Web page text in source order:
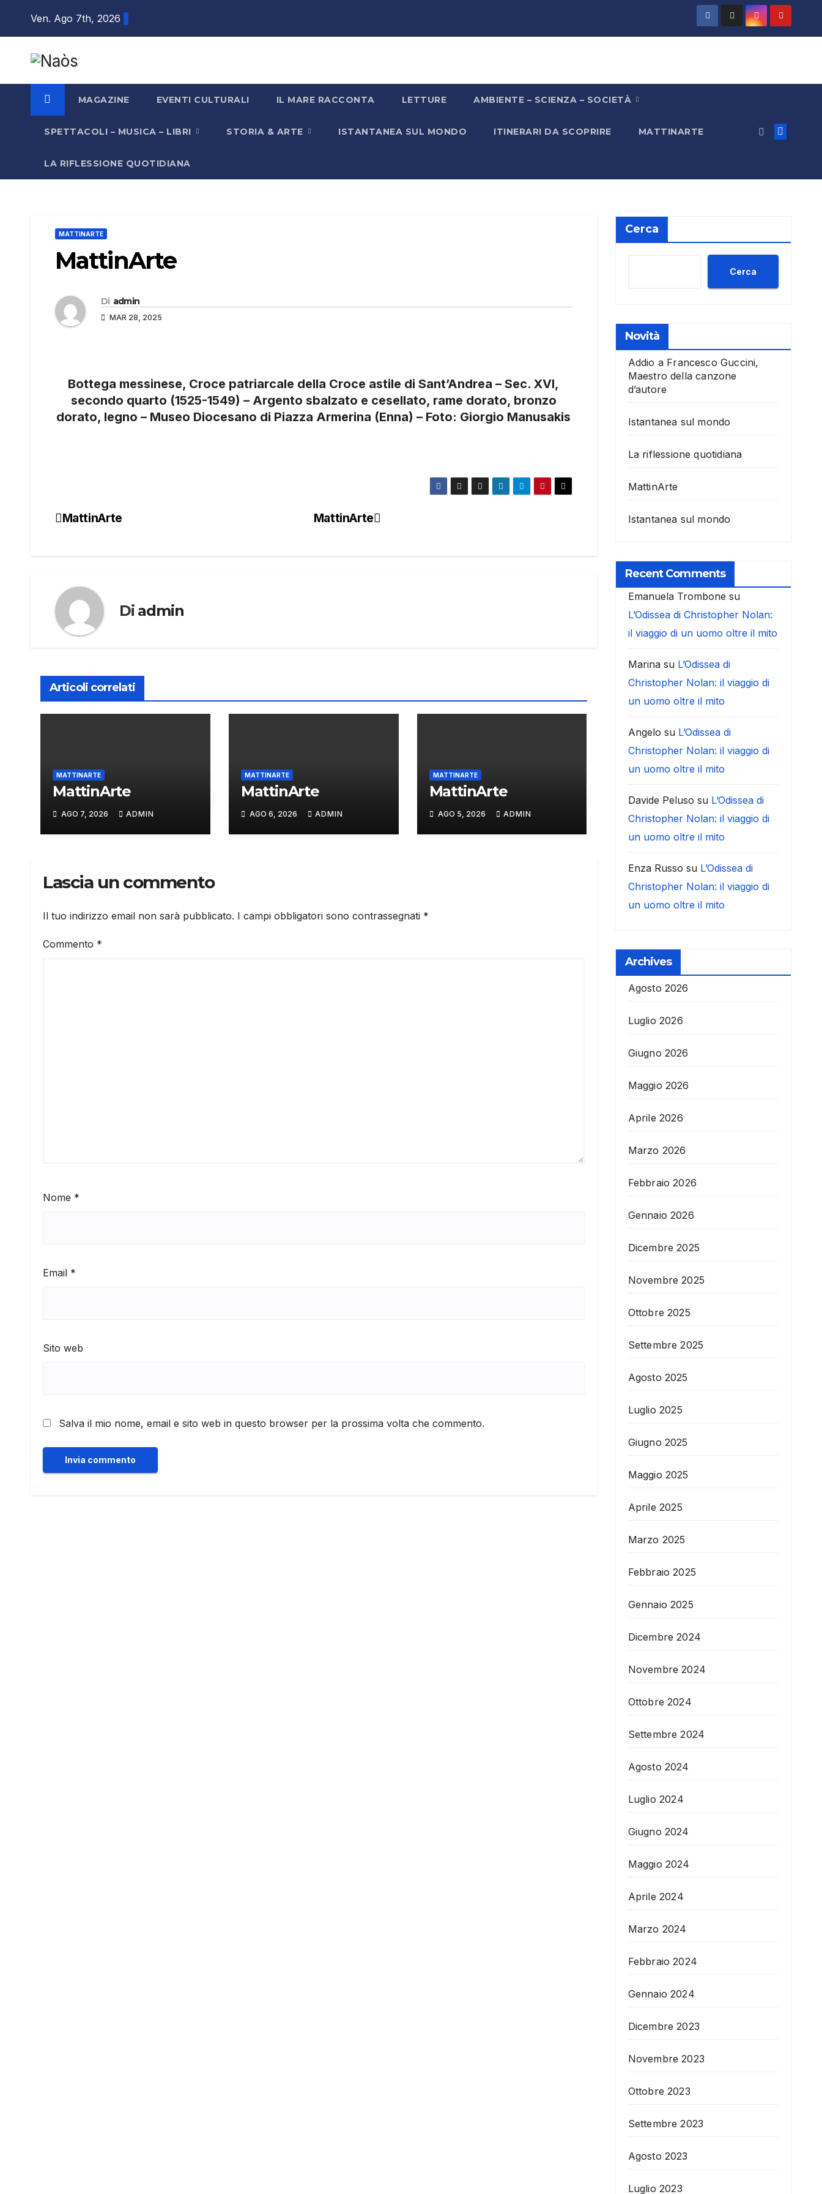
Ven. Ago 7th, 2026
MAGAZINE EVENTI CULTURALI IL MARE RACCONTA LETTURE AMBIENTE – SCIENZA – SOCIETÀ
SPETTACOLI – MUSICA – LIBRI STORIA & ARTE ISTANTANEA SUL MONDO ITINERARI DA SCOPRIRE MATTINARTE
LA RIFLESSIONE QUOTIDIANA
MATTINARTE
MattinArte
Di admin
MAR 28, 2025
Bottega messinese, Croce patriarcale della Croce astile di Sant’Andrea – Sec. XVI,
secondo quarto (1525-1549) – Argento sbalzato e cesellato, rame dorato, bronzo
dorato, legno – Museo Diocesano di Piazza Armerina (Enna) – Foto: Giorgio Manusakis
Navigazione
MattinArte
MattinArte
Di admin
Articoli correlati
MATTINARTE
MattinArte
AGO 7, 2026 ADMIN
MATTINARTE
MattinArte
AGO 6, 2026 ADMIN
MATTINARTE
MattinArte
AGO 5, 2026 ADMIN
Lascia un commento
Il tuo indirizzo email non sarà pubblicato. I campi obbligatori sono contrassegnati *
Commento *
Nome *
Email *
Sito web
Salva il mio nome, email e sito web in questo browser per la prossima volta che commento.
Cerca
Cerca
Novità
Addio a Francesco Guccini,
Maestro della canzone
d’autore
Istantanea sul mondo
La riflessione quotidiana
MattinArte
Istantanea sul mondo
Recent Comments
Emanuela Trombone su
L’Odissea di Christopher Nolan:
il viaggio di un uomo oltre il mito
Marinasu L’Odissea di
Christopher Nolan: il viaggio di
un uomo oltre il mito
Angelo su L’Odissea di
Christopher Nolan: il viaggio di
un uomo oltre il mito
Davide Peluso su L’Odissea di
Christopher Nolan: il viaggio di
un uomo oltre il mito
Enza Russo su L’Odissea di
Christopher Nolan: il viaggio di
un uomo oltre il mito
Archives
Agosto 2026
Luglio 2026
Giugno 2026
Maggio 2026
Aprile 2026
Marzo 2026
Febbraio 2026
Gennaio 2026
Dicembre 2025
Novembre 2025
Ottobre 2025
Settembre 2025
Agosto 2025
Luglio 2025
Giugno 2025
Maggio 2025
Aprile 2025
Marzo 2025
Febbraio 2025
Gennaio 2025
Dicembre 2024
Novembre 2024
Ottobre 2024
Settembre 2024
Agosto 2024
Luglio 2024
Giugno 2024
Maggio 2024
Aprile 2024
Marzo 2024
Febbraio 2024
Gennaio 2024
Dicembre 2023
Novembre 2023
Ottobre 2023
Settembre 2023
Agosto 2023
Luglio 2023